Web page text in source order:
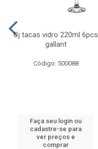
Cj tacas vidro 220ml 6pcs
gallant
Código: 500088
Faça seu login ou
cadastre-se para
ver preços e
comprar